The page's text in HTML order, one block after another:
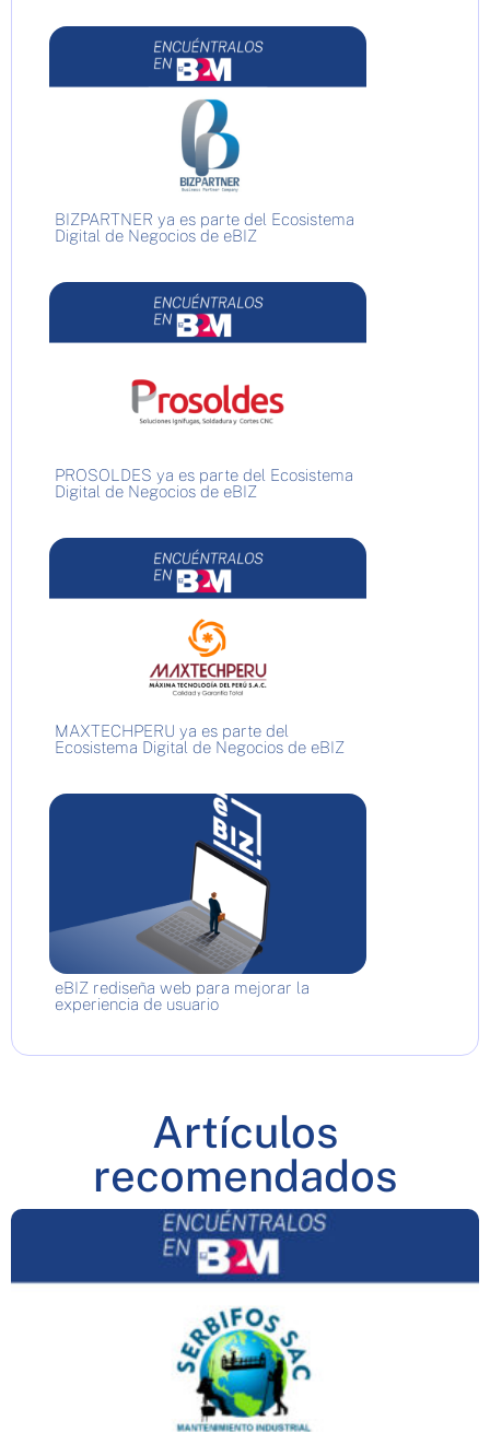
BIZPARTNER ya es parte del Ecosistema
Digital de Negocios de eBIZ
PROSOLDES ya es parte del Ecosistema
Digital de Negocios de eBIZ
MAXTECHPERU ya es parte del
Ecosistema Digital de Negocios de eBIZ
eBIZ rediseña web para mejorar la
experiencia de usuario
Artículos
recomendados